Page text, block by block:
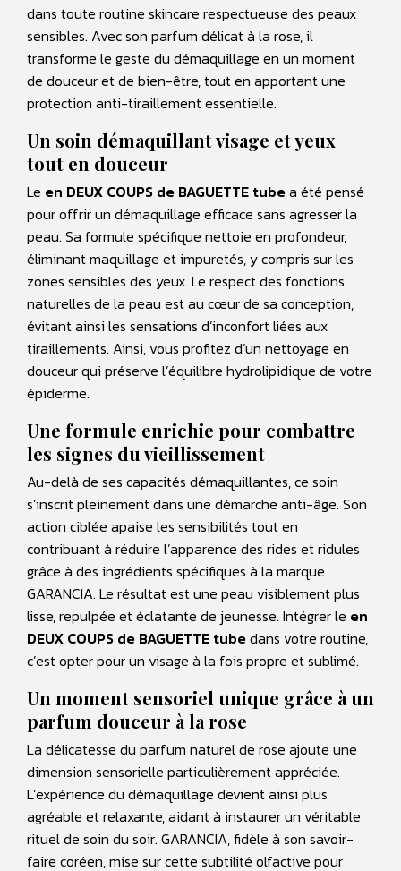
dans toute routine skincare respectueuse des peaux
sensibles. Avec son parfum délicat à la rose, il
transforme le geste du démaquillage en un moment
de douceur et de bien-être, tout en apportant une
protection anti-tiraillement essentielle.
Un soin démaquillant visage et yeux
tout en douceur
Le en DEUX COUPS de BAGUETTE tubea été pensé
pour offrir un démaquillage efficace sans agresser la
peau. Sa formule spécifique nettoie en profondeur,
éliminant maquillage et impuretés, y compris sur les
zones sensibles des yeux. Le respect des fonctions
naturelles de la peau est au cœur de sa conception,
évitant ainsi les sensations d’inconfort liées aux
tiraillements. Ainsi, vous profitez d’un nettoyage en
douceur qui préserve l’équilibre hydrolipidique de votre
épiderme.
Une formule enrichie pour combattre
les signes du vieillissement
Au-delà de ses capacités démaquillantes, ce soin
s’inscrit pleinement dans une démarche anti-âge. Son
action ciblée apaise les sensibilités tout en
contribuant à réduire l’apparence des rides et ridules
grâce à des ingrédients spécifiques à la marque
GARANCIA. Le résultat est une peau visiblement plus
lisse, repulpée et éclatante de jeunesse. Intégrer le en
DEUX COUPS de BAGUETTE tubedans votre routine,
c’est opter pour un visage à la fois propre et sublimé.
Un moment sensoriel unique grâce à un
parfum douceur à la rose
La délicatesse du parfum naturel de rose ajoute une
dimension sensorielle particulièrement appréciée.
L’expérience du démaquillage devient ainsi plus
agréable et relaxante, aidant à instaurer un véritable
rituel de soin du soir. GARANCIA, fidèle à son savoir-
faire coréen, mise sur cette subtilité olfactive pour